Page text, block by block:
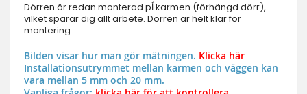
Dörren är redan monterad pĺ karmen (förhängd dörr),
vilket sparar dig allt arbete. Dörren är helt klar för
montering.
Bilden visar hur man gör mätningen. Klicka här
Installationsutrymmet mellan karmen och väggen kan
vara mellan 5 mm och 20 mm.